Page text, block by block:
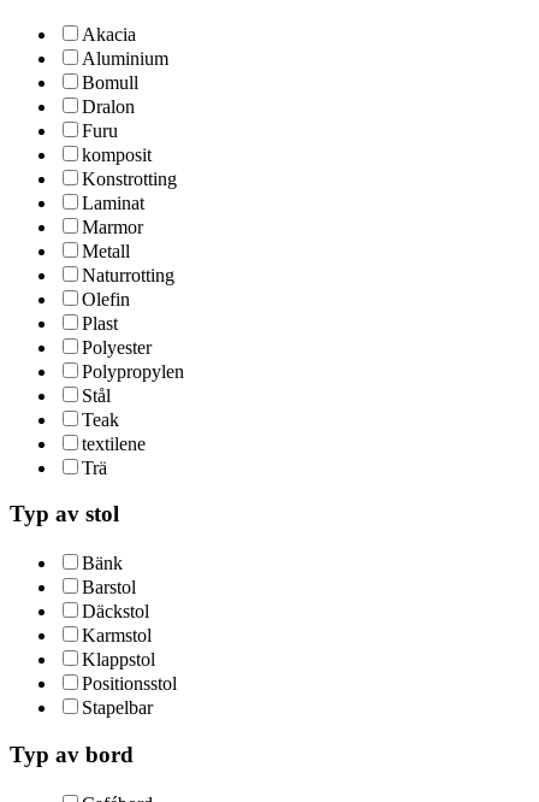
Akacia
Aluminium
Bomull
Dralon
Furu
komposit
Konstrotting
Laminat
Marmor
Metall
Naturrotting
Olefin
Plast
Polyester
Polypropylen
Stål
Teak
textilene
Trä
Typ av stol
Bänk
Barstol
Däckstol
Karmstol
Klappstol
Positionsstol
Stapelbar
Typ av bord